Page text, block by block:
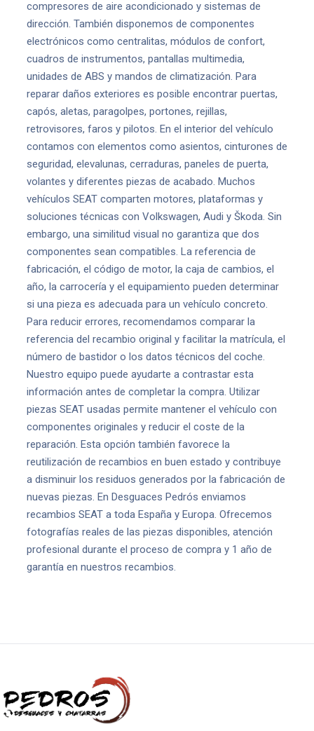
compresores de aire acondicionado y sistemas de
dirección. También disponemos de componentes
electrónicos como centralitas, módulos de confort,
cuadros de instrumentos, pantallas multimedia,
unidades de ABS y mandos de climatización. Para
reparar daños exteriores es posible encontrar puertas,
capós, aletas, paragolpes, portones, rejillas,
retrovisores, faros y pilotos. En el interior del vehículo
contamos con elementos como asientos, cinturones de
seguridad, elevalunas, cerraduras, paneles de puerta,
volantes y diferentes piezas de acabado. Muchos
vehículos SEAT comparten motores, plataformas y
soluciones técnicas con Volkswagen, Audi y Škoda. Sin
embargo, una similitud visual no garantiza que dos
componentes sean compatibles. La referencia de
fabricación, el código de motor, la caja de cambios, el
año, la carrocería y el equipamiento pueden determinar
si una pieza es adecuada para un vehículo concreto.
Para reducir errores, recomendamos comparar la
referencia del recambio original y facilitar la matrícula, el
número de bastidor o los datos técnicos del coche.
Nuestro equipo puede ayudarte a contrastar esta
información antes de completar la compra. Utilizar
piezas SEAT usadas permite mantener el vehículo con
componentes originales y reducir el coste de la
reparación. Esta opción también favorece la
reutilización de recambios en buen estado y contribuye
a disminuir los residuos generados por la fabricación de
nuevas piezas. En Desguaces Pedrós enviamos
recambios SEAT a toda España y Europa. Ofrecemos
fotografías reales de las piezas disponibles, atención
profesional durante el proceso de compra y 1 año de
garantía en nuestros recambios.